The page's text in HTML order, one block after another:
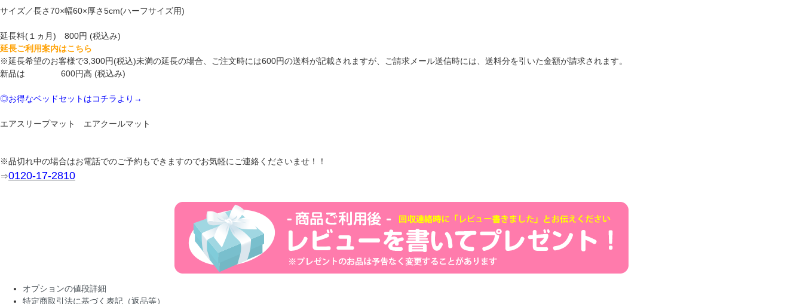
サイズ／長さ70×幅60×厚さ5cm(ハーフサイズ用)
延長料(１ヵ月) 800円 (税込み)
延長ご利用案内はこちら
※延長希望のお客様で3,300円(税込)未満の延長の場合、ご注文時には600円の送料が記載されますが、ご請求メール送信時には、送料分を引いた金額が請求されます。
新品は 600円高 (税込み)
◎お得なベッドセットはコチラより→
エアスリープマット エアクールマット
※品切れ中の場合はお電話でのご予約もできますのでお気軽にご連絡くださいませ！！
⇒0120-17-2810
オプションの値段詳細
特定商取引法に基づく表記（返品等）